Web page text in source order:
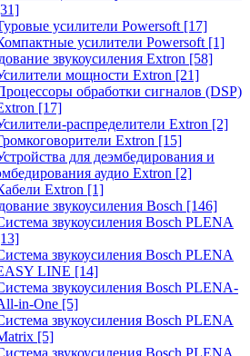
усилители Powersoft [17]
усилители Powersoft [1]
звукоусиления Extron [58]
мощности Extron [21]
обработки сигналов (DSP)
[17]
распределители Extron [2]
Extron [15]
для деэмбедирования и
аудио Extron [2]
Extron [1]
звукоусиления Bosch [146]
звукоусиления Bosch PLENA
звукоусиления Bosch PLENA
LINE [14]
звукоусиления Bosch PLENA-
in-One [5]
звукоусиления Bosch PLENA
[5]
звукоусиления Bosch PLENA